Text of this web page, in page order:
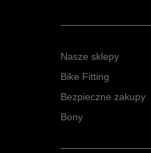
Nasze sklepy
Bike Fitting
Bezpieczne zakupy
Bony